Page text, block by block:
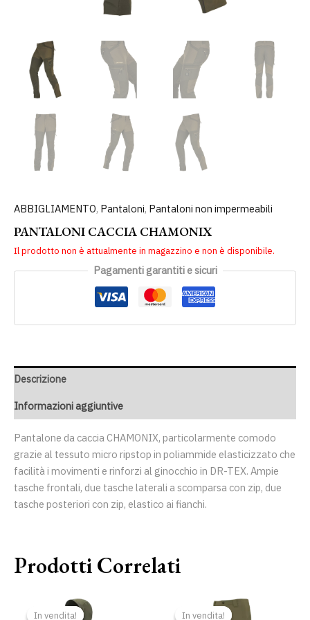
ABBIGLIAMENTO, Pantaloni, Pantaloni non impermeabili
PANTALONI CACCIA CHAMONIX
Il prodotto non è attualmente in magazzino e non è disponibile.
Pagamenti garantiti e sicuri
Descrizione
Informazioni aggiuntive
Pantalone da caccia CHAMONIX, particolarmente comodo
grazie al tessuto micro ripstop in poliammide elasticizzato che
facilità i movimenti e rinforzi al ginocchio in DR-TEX. Ampie
tasche frontali, due tasche laterali a scomparsa con zip, due
tasche posteriori con zip, elastico ai fianchi.
Prodotti Correlati
In vendita!
In vendita!
Il
prezzo
In vendita!
In vendita!
Il
prezzo